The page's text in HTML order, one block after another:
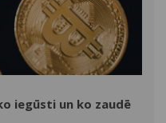
iegūsti un ko zaudē